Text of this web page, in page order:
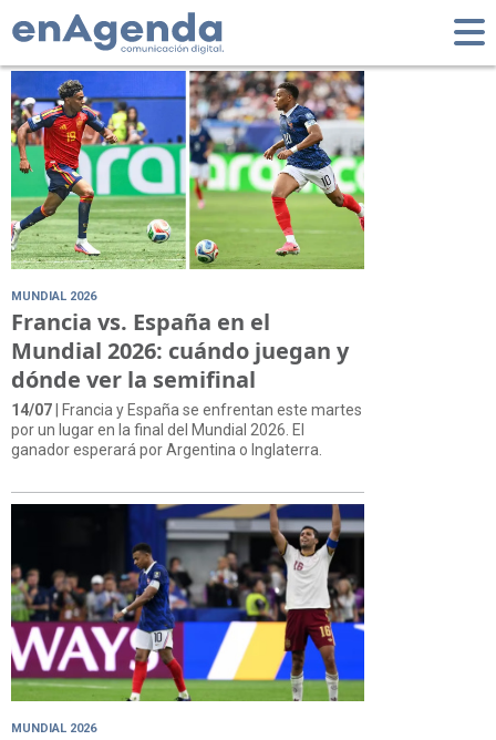
Tag: Francia
MUNDIAL 2026
Francia vs. España en el
Mundial 2026: cuándo juegan y
dónde ver la semifinal
14/07 | Francia y España se enfrentan este martes
por un lugar en la final del Mundial 2026. El
ganador esperará por Argentina o Inglaterra.
MUNDIAL 2026